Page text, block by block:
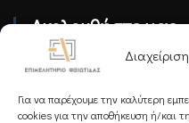
Για να παρέχουμε την καλύτερη
cookies για την αποθήκευση ή/και
Ακολουθήστε μας